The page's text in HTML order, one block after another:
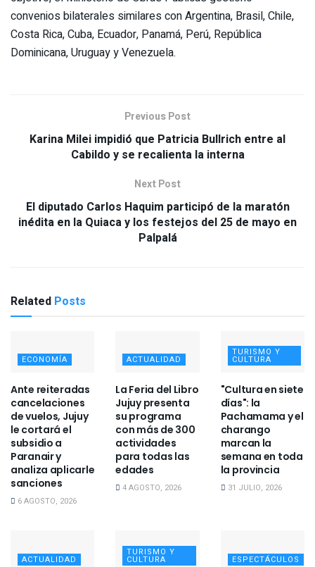
convenios bilaterales similares con Argentina, Brasil, Chile,
Costa Rica, Cuba, Ecuador, Panamá, Perú, República
Dominicana, Uruguay y Venezuela.
Previous Post
Karina Milei impidió que Patricia Bullrich entre al
Cabildo y se recalienta la interna
Next Post
El diputado Carlos Haquim participó de la maratón
inédita en la Quiaca y los festejos del 25 de mayo en
Palpalá
Related Posts
ECONOMÍA
Ante reiteradas
cancelaciones
de vuelos, Jujuy
le cortará el
subsidio a
Paranair y
analiza aplicarle
sanciones
6 AGOSTO, 2026
ACTUALIDAD
La Feria del Libro
Jujuy presenta
su programa
con más de 300
actividades
para todas las
edades
4 AGOSTO, 2026
TURISMO Y
CULTURA
"Cultura en siete
días": la
Pachamama y el
charango
marcan la
semana en toda
la provincia
31 JULIO, 2026
ACTUALIDAD
TURISMO Y
CULTURA ESPECTÁCULOS